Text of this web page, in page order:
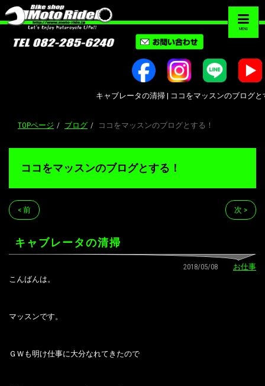
MENU
キャブレータの清掃 | ココをマッスンのブログと
TOPページ ブログ ココをマッスンのブログとする！
ココをマッスンのブログとする！
< 前 次 >
キャブレータの清掃
2018/05/08 お仕事
こんばんは。
マッスンです。
ＧＷも明け仕事に大分なれてきたので